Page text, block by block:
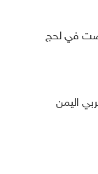
في لحج
اليمن